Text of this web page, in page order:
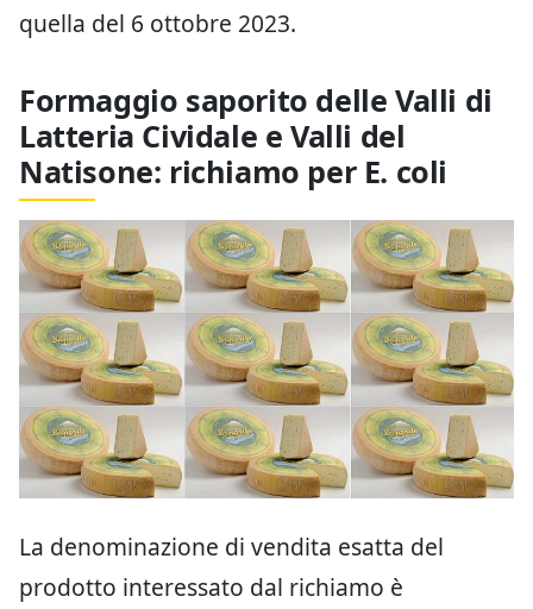
quella del 6 ottobre 2023.
Formaggio saporito delle Valli di
Latteria Cividale e Valli del
Natisone: richiamo per E. coli
La denominazione di vendita esatta del
prodotto interessato dal richiamo è